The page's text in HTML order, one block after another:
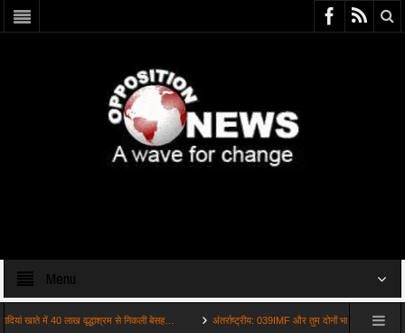
Menu
में 40 लाख वृद्धाश्रम से निकली बेसह… अंतर्राष्ट्रीय: 039IMF और तुम दोनों भाड़ में जाओ039 पेट्र…